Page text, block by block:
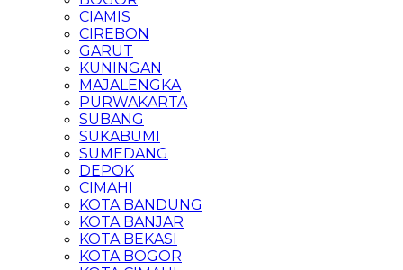
CIAMIS
CIREBON
GARUT
KUNINGAN
MAJALENGKA
PURWAKARTA
SUBANG
SUKABUMI
SUMEDANG
DEPOK
CIMAHI
KOTA BANDUNG
KOTA BANJAR
KOTA BEKASI
KOTA BOGOR